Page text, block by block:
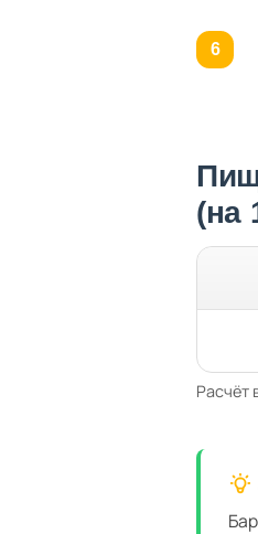
(на
Расчёт